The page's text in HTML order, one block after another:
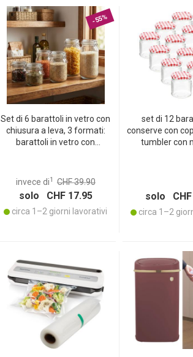
-55%
Set di 6 barattoli in vetro con
chiusura a leva, 3 formati:
barattoli in vetro con
protezione dell’aroma per
invece di1 CHF 39.90
solo CHF 17.95
circa 1–2 giorni lavorativi
set di 12
conserve con
tumbler con
solo CHF
circa 1–2